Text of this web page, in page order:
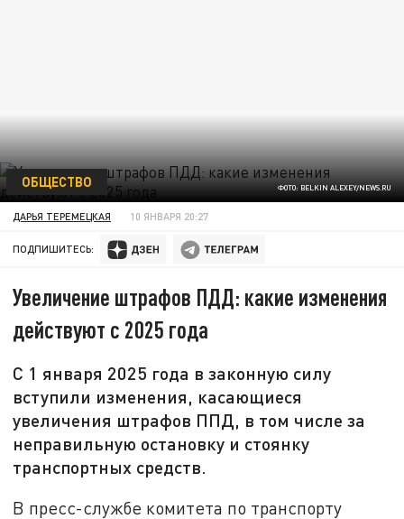
ФОТО: BELKIN ALEXEY/NEWS.RU
ОБЩЕСТВО
ДАРЬЯ ТЕРЕМЕЦКАЯ 10 ЯНВАРЯ 20:27
ПОДПИШИТЕСЬ:
Увеличение штрафов ПДД: какие изменения
действуют с 2025 года
С 1 января 2025 года в законную силу
вступили изменения, касающиеся
увеличения штрафов ППД, в том числе за
неправильную остановку и стоянку
транспортных средств.
В пресс-службе комитета по транспорту